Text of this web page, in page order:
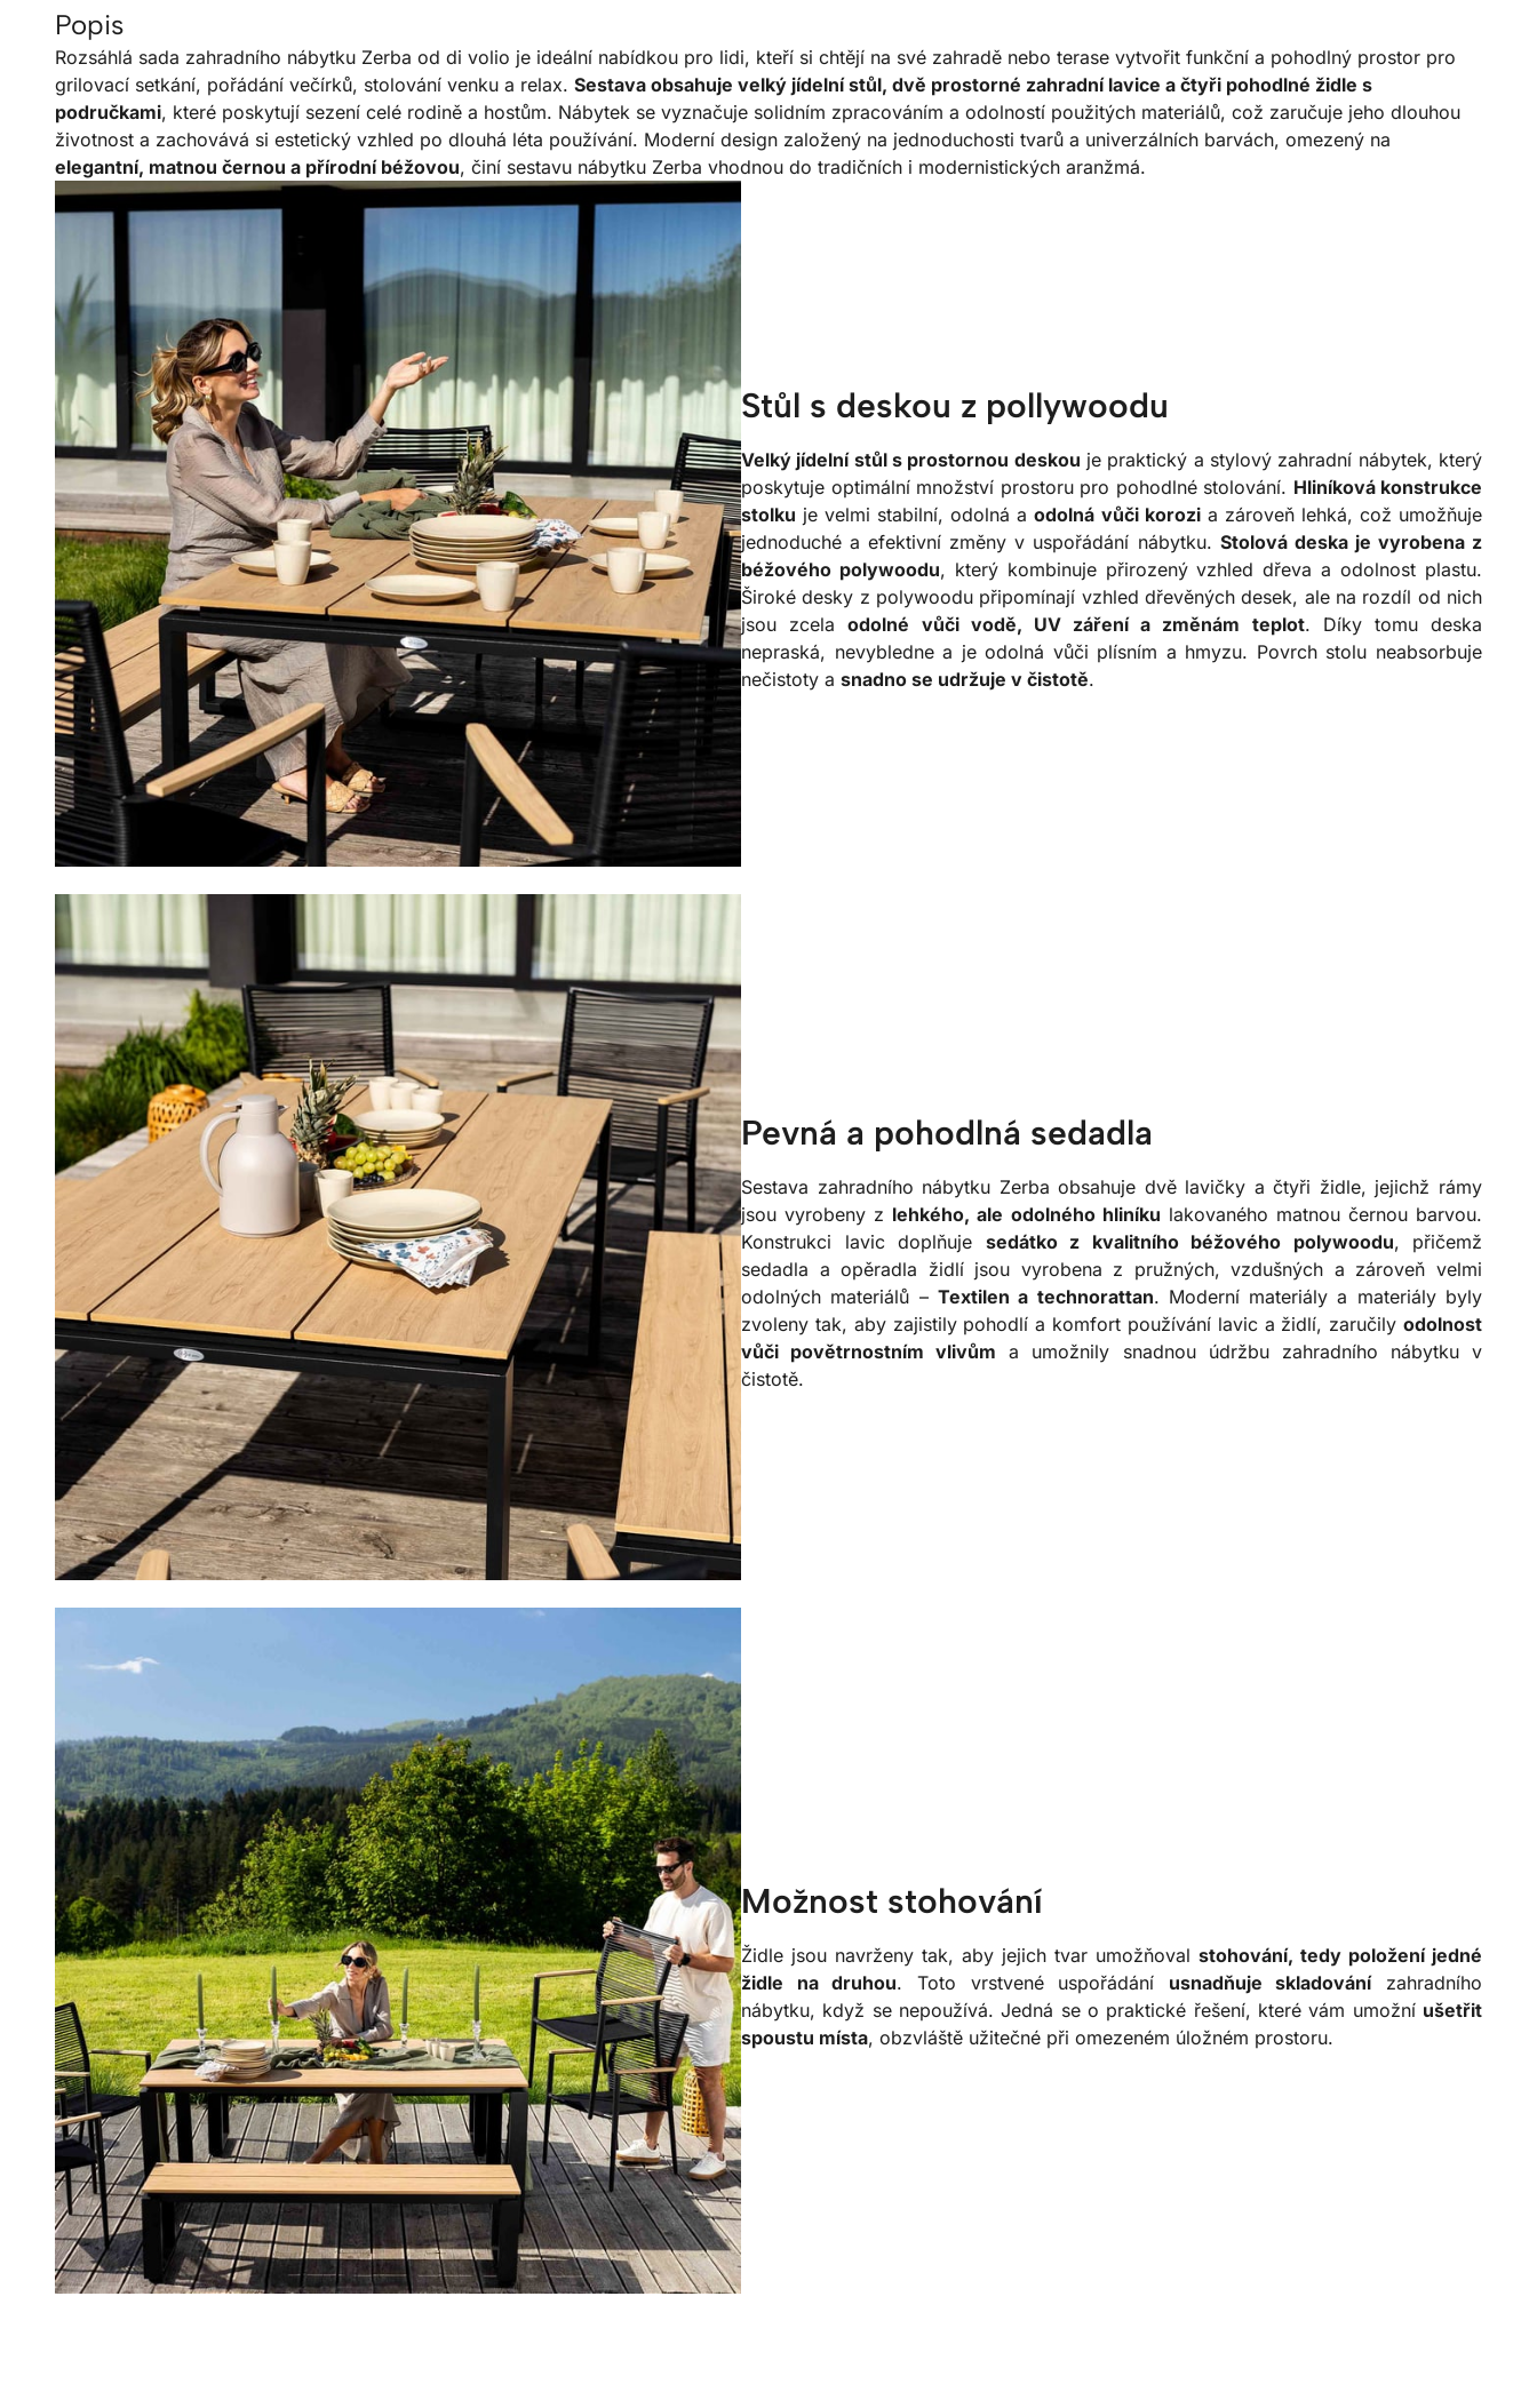
Popis
Rozsáhlá sada zahradního nábytku Zerba od di volio je ideální nabídkou pro lidi, kteří si chtějí na své zahradě nebo terase vytvořit funkční a pohodlný prostor pro
grilovací setkání, pořádání večírků, stolování venku a relax. Sestava obsahuje velký jídelní stůl, dvě prostorné zahradní lavice a čtyři pohodlné židle s
područkami, které poskytují sezení celé rodině a hostům. Nábytek se vyznačuje solidním zpracováním a odolností použitých materiálů, což zaručuje jeho dlouhou
životnost a zachovává si estetický vzhled po dlouhá léta používání. Moderní design založený na jednoduchosti tvarů a univerzálních barvách, omezený na
elegantní, matnou černou a přírodní béžovou, činí sestavu nábytku Zerba vhodnou do tradičních i modernistických aranžmá.
Stůl s deskou z pollywoodu
Velký jídelní stůl s prostornou deskou je praktický a stylový zahradní nábytek, který
poskytuje optimální množství prostoru pro pohodlné stolování. Hliníková konstrukce
stolku je velmi stabilní, odolná aodolná vůči korozia zároveň lehká, což umožňuje
jednoduché a efektivní změny v uspořádání nábytku. Stolová deska je vyrobena z
béžového polywoodu, který kombinuje přirozený vzhled dřeva a odolnost plastu.
Široké desky z polywoodu připomínají vzhled dřevěných desek, ale na rozdíl od nich
jsou zcelaodolné vůči vodě, UV záření a změnám teplot. Díky tomu deska
nepraská, nevybledne a je odolná vůči plísním a hmyzu. Povrch stolu neabsorbuje
nečistoty a snadno se udržuje v čistotě.
Pevná a pohodlná sedadla
Sestava zahradního nábytku Zerba obsahuje dvě lavičky a čtyři židle, jejichž rámy
jsou vyrobeny z lehkého, ale odolného hliníku lakovaného matnou černou barvou.
Konstrukci lavic doplňuje sedátko z kvalitního béžového polywoodu, přičemž
sedadla a opěradla židlí jsou vyrobena z pružných, vzdušných a zároveň velmi
odolných materiálů – Textilen a technorattan. Moderní materiály a materiály byly
zvoleny tak, aby zajistily pohodlí a komfort používání lavic a židlí, zaručily odolnost
vůči povětrnostním vlivům a umožnily snadnou údržbu zahradního nábytku v
čistotě.
Možnost stohování
Židle jsou navrženy tak, aby jejich tvar umožňoval stohování, tedy položení jedné
židle na druhou. Toto vrstvené uspořádání usnadňuje skladovánízahradního
nábytku, když se nepoužívá. Jedná se o praktické řešení, které vám umožní ušetřit
spoustu místa, obzvláště užitečné při omezeném úložném prostoru.